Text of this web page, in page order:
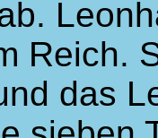
Reich.
das